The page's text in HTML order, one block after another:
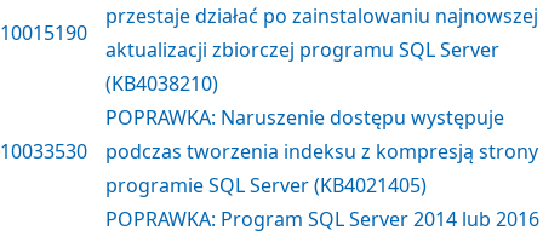
10015190
przestaje działać po zainstalowaniu najnowszej
aktualizacji zbiorczej programu SQL Server
(KB4038210)
10033530
POPRAWKA: Naruszenie dostępu występuje
podczas tworzenia indeksu z kompresją strony
programie SQL Server (KB4021405)
POPRAWKA: Program SQL Server 2014 lub 2016